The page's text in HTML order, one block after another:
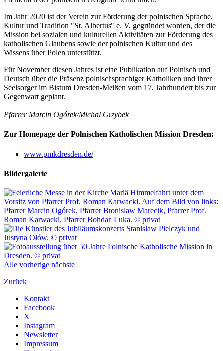
Im Jahr 2020 ist der Verein zur Förderung der polnischen Sprache,
Kultur und Tradition "St. Albertus" e. V. gegründet worden, der die
Mission bei sozialen und kulturellen Aktivitäten zur Förderung des
katholischen Glaubens sowie der polnischen Kultur und des
Wissens über Polen unterstützt.
Für November diesen Jahres ist eine Publikation auf Polnisch und
Deutsch über die Präsenz polnischsprachiger Katholiken und ihrer
Seelsorger im Bistum Dresden-Meißen vom 17. Jahrhundert bis zur
Gegenwart geplant.
Pfarrer Marcin Ogórek/Michal Grzybek
Zur Homepage der Polnischen Katholischen Mission Dresden:
www.pmkdresden.de/
Bildergalerie
Alle vorherige nächste
Zurück
Kontakt
Facebook
X
Instagram
Newsletter
Impressum